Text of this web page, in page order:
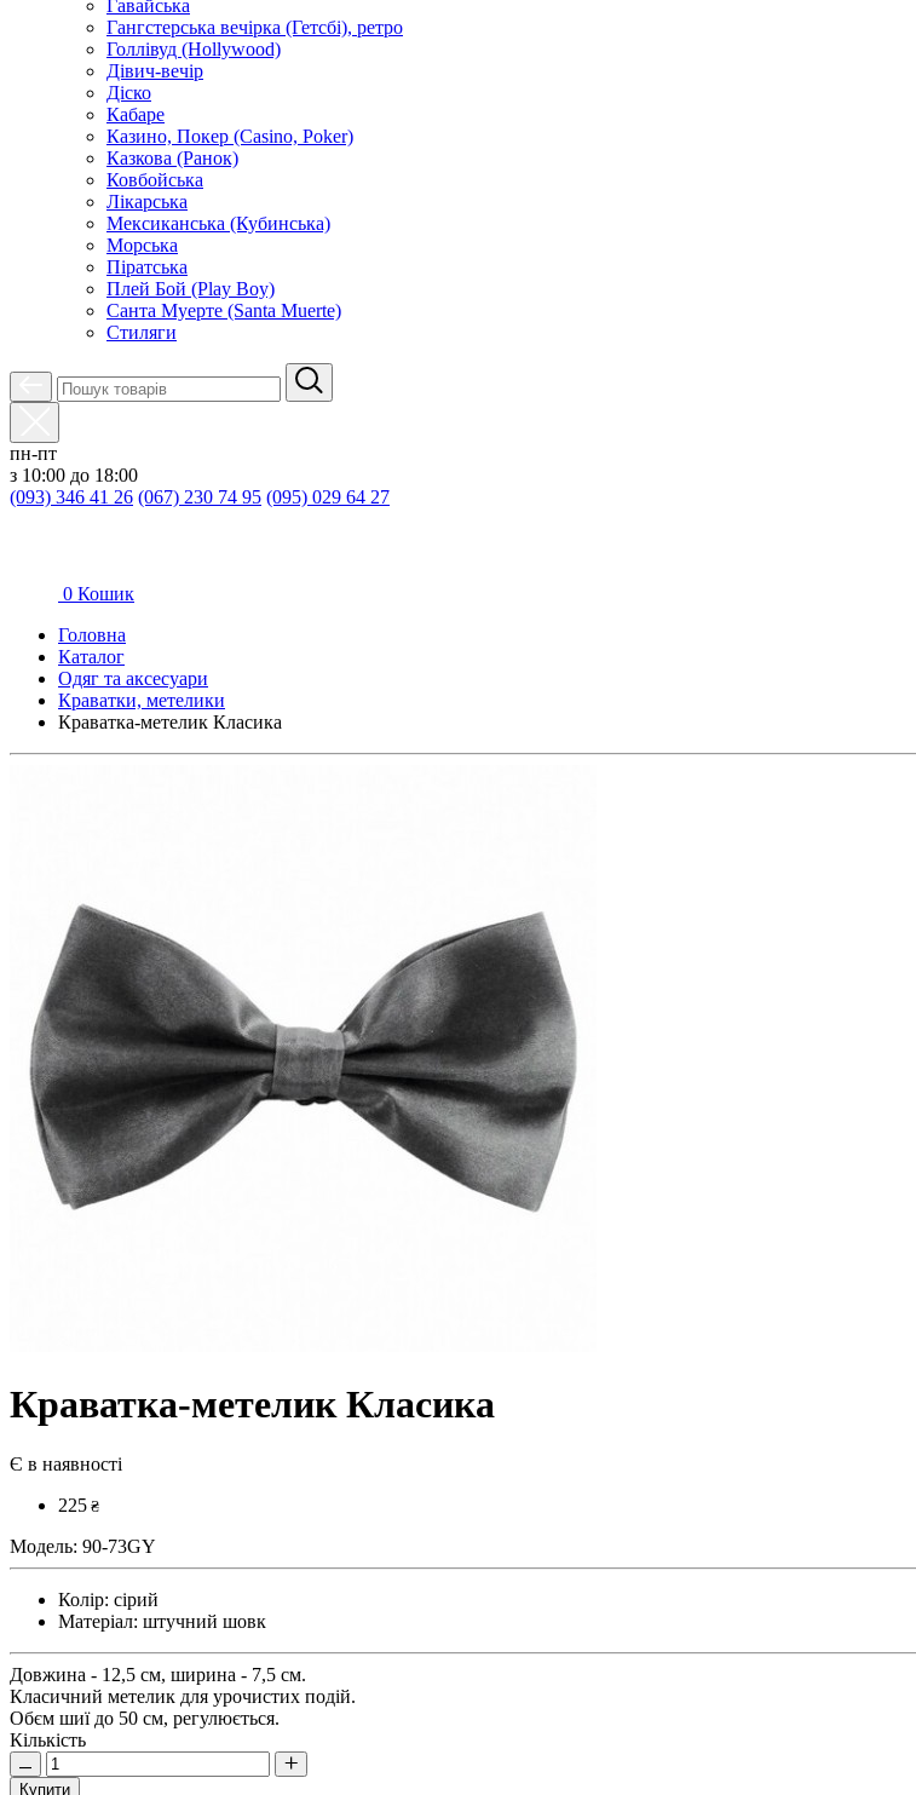
Гавайська
Гангстерська вечірка (Гетсбі), ретро
Голлівуд (Hollywood)
Дівич-вечір
Діско
Кабаре
Казино, Покер (Casino, Poker)
Казкова (Ранок)
Ковбойська
Лікарська
Мексиканська (Кубинська)
Морська
Піратська
Плей Бой (Play Boy)
Санта Муерте (Santa Muerte)
Стиляги
пн-пт
з 10:00 до 18:00
(093) 346 41 26 (067) 230 74 95 (095) 029 64 27
0 Кошик
Головна
Каталог
Oдяг та аксесуари
Краватки, метелики
Краватка-метелик Класика
Краватка-метелик Класика
Є в наявності
225 ₴
Модель: 90-73GY
Колір: сірий
Матеріал: штучний шовк
Довжина - 12,5 см, ширина - 7,5 см.
Класичний метелик для урочистих подій.
Обєм шиї до 50 см, регулюється.
Кількість
Купити